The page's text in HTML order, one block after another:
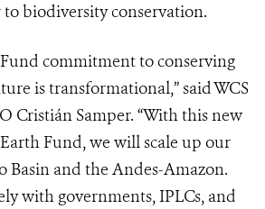
biodiversity conservation.
commitment to conserving
is transformational,” said WCS
Cristián Samper. “With this new
Fund, we will scale up our
Basin and the Andes-Amazon.
with governments, IPLCs, and